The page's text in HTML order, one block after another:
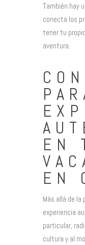
También hay
conecta los
tener tu
aventura.
EN
EN
Más allá de
experiencia
particular,
cultura y al